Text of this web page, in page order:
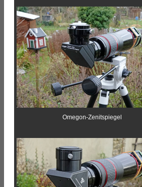
Omegon-Zenitspiegel